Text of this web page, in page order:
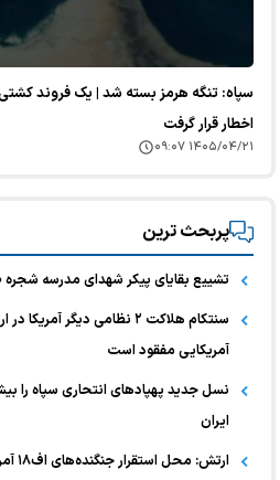
سپاه: تنگه هرمز بسته شد | یک فروند
اخطار قرار گرفت
۱۴۰۵/۰۴/۲۱ ۰۹:۰۷
پربحث ترین
تشییع بقایای پیکر شهدای مدرسه شجره طیبه میناب
سنتکام هلاکت ۲ نظامی دیگر
آمریکایی مفقود است
نسل جدید پهپاد‌های انتحاری سپاه را
ایران